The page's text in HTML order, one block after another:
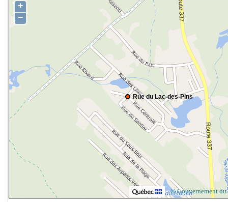
Rue du Lac-des-Pins
+
−
© Gouvernement du